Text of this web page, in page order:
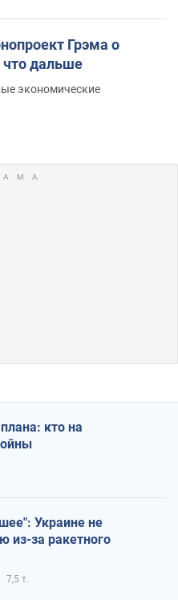
Грэма о
что дальше
экономические
кто на
Украине не
из-за ракетного
7,5 т.